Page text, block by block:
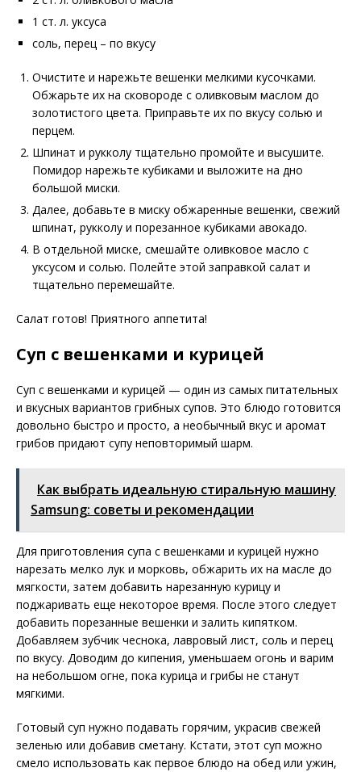
1 ст. л. уксуса
соль, перец – по вкусу
Очистите и нарежьте вешенки мелкими кусочками.
Обжарьте их на сковороде с оливковым маслом до
золотистого цвета. Приправьте их по вкусу солью и
перцем.
Шпинат и рукколу тщательно промойте и высушите.
Помидор нарежьте кубиками и выложите на дно
большой миски.
Далее, добавьте в миску обжаренные вешенки, свежий
шпинат, рукколу и порезанное кубиками авокадо.
В отдельной миске, смешайте оливковое масло с
уксусом и солью. Полейте этой заправкой салат и
тщательно перемешайте.
Салат готов! Приятного аппетита!
Суп с вешенками и курицей
Суп с вешенками и курицей — один из самых питательных
и вкусных вариантов грибных супов. Это блюдо готовится
довольно быстро и просто, а необычный вкус и аромат
грибов придают супу неповторимый шарм.
Как выбрать идеальную стиральную машину
Samsung: советы и рекомендации
Для приготовления супа с вешенками и курицей нужно
нарезать мелко лук и морковь, обжарить их на масле до
мягкости, затем добавить нарезанную курицу и
поджаривать еще некоторое время. После этого следует
добавить порезанные вешенки и залить кипятком.
Добавляем зубчик чеснока, лавровый лист, соль и перец
по вкусу. Доводим до кипения, уменьшаем огонь и варим
на небольшом огне, пока курица и грибы не станут
мягкими.
Готовый суп нужно подавать горячим, украсив свежей
зеленью или добавив сметану. Кстати, этот суп можно
смело использовать как первое блюдо на обед или ужин,